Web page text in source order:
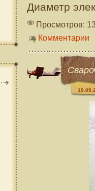
Диаметр
Просмотров:
Комментарии